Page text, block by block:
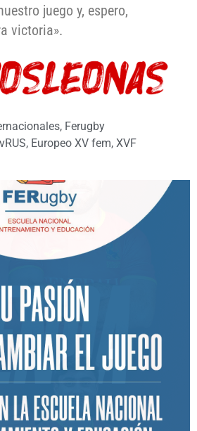
juego y, espero,
victoria».
, Ferugby
, Europeo XV fem, XVF